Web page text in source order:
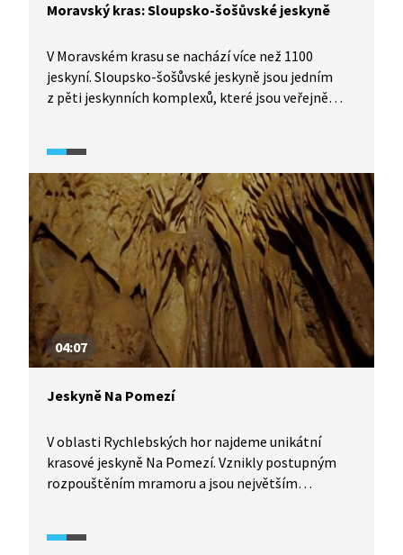
Moravský kras: Sloupsko-šošůvské jeskyně
V Moravském krasu se nachází více než 1100
jeskyní. Sloupsko-šošůvské jeskyně jsou jedním
z pěti jeskynních komplexů, které jsou veřejně
jeskyní slouží jako zimoviště netopýrů, proto
nejsou v tomto ročním období otevřené. Naopak
Šošůvské jeskyně je možné navštívit celoročně.
04:07
Jeskyně Na Pomezí
V oblasti Rychlebských hor najdeme unikátní
krasové jeskyně Na Pomezí. Vznikly postupným
rozpouštěním mramoru a jsou největším
kamerou (2025) si prohlédneme zdejší jeskynní